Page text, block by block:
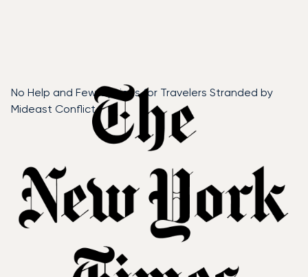
No Help and Few Options for Travelers Stranded by
Mideast Conflict